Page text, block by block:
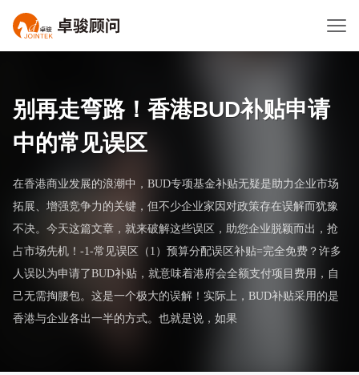
别再走弯路！香港BUD补贴申请
中的常见误区
在香港商业发展的浪潮中，BUD专项基金补贴无疑是助力企业市场
拓展、增强竞争力的关键，但不少企业家因对政策存在误解而犹豫
不决。今天这篇文章，就来破解这些误区，助您企业脱颖而出，抢
占市场先机！-1-常见误区（1）预算分配误区补贴=完全免费？许多
人误以为申请了BUD补贴，就意味着港府会全额支付项目费用，自
己无需掏腰包。这是一个极大的误解！实际上，BUD补贴采用的是
香港与企业各出一半的方式。也就是说，如果